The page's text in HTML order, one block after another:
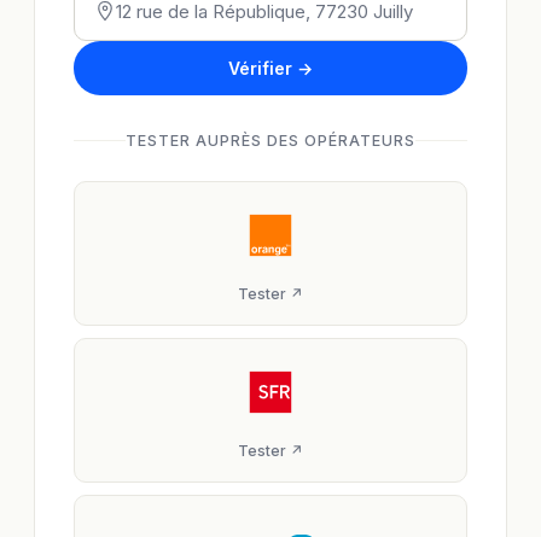
Vérifier →
TESTER AUPRÈS DES OPÉRATEURS
Tester ↗
Tester ↗